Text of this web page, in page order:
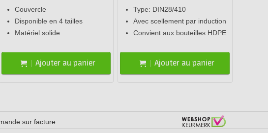
Couvercle
Disponible en 4 tailles
Matériel solide
Ajouter au panier
Type: DIN28/410
Avec scellement par induction
Convient aux bouteilles HDPE
Ajouter au panier
sur facture